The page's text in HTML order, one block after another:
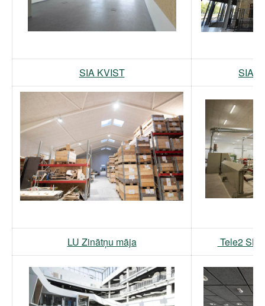
SIA KVIST SIA
LU Zinātņu māja Tele2